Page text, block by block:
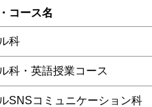
コース名
科
科・英語授業コース
SNSコミュニケーション科